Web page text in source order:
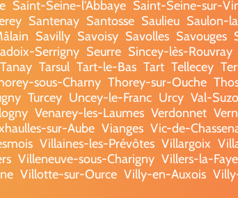
Saint-Seine-l'Abbaye Saint-Seine-sur-
Santenay Santosse Saulieu Saulon-
Savilly Savoisy Savolles Savouges
Serrigny Seurre Sincey-lès-Rouvray
Tanay Tarsul Tart-le-Bas Tart Tellecey
sous-Charny Thorey-sur-Ouche
Turcey Uncey-le-Franc Urcy Val-
Venarey-les-Laumes Verdonnet
sur-Aube Vianges Vic-de-
Villaines-les-Prévôtes Villargoix
Villeneuve-sous-Charigny Villers-la-Faye
Villotte-sur-Ource Villy-en-Auxois